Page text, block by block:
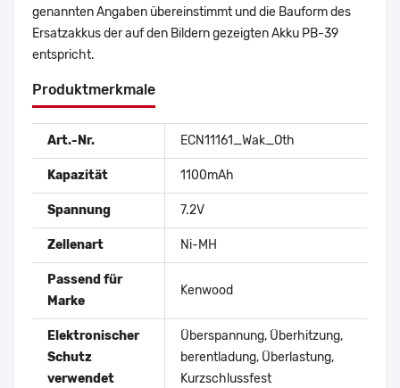
genannten Angaben übereinstimmt und die Bauform des
Ersatzakkus der auf den Bildern gezeigten Akku PB-39
entspricht.
Produktmerkmale
Art.-Nr. ECN11161_Wak_Oth
Kapazität 1100mAh
Spannung 7.2V
Zellenart Ni-MH
Passend für
Marke
Kenwood
Elektronischer
Schutz
verwendet
Überspannung, Überhitzung,
berentladung, Überlastung,
Kurzschlussfest